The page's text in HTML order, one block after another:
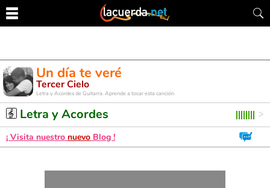
Un día te veré
Tercer Cielo
Letra y Acordes de Guitarra. Aprende a tocar esta canción
Letra y Acordes
¡ Visita nuestro nuevo Blog !